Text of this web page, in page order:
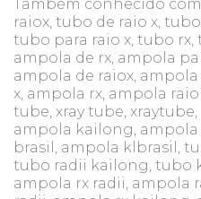
Também conhecido
raiox, tubo de raio x,
tubo para raio x, tubo rx,
ampola de rx, ampola
ampola de raiox,
x, ampola rx, ampola
tube, xray tube,
ampola kailong,
brasil, ampola klbrasil,
tubo radii kailong, tubo
ampola rx radii, ampola